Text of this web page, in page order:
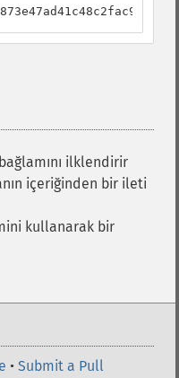
ilklendirir
içeriğinden bir ileti
kullanarak bir
• Submit a Pull